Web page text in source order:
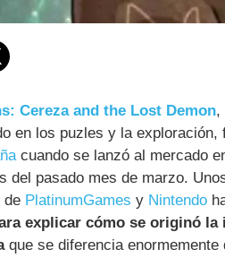
Cereza and the Lost Demon,
en los puzles y la exploración,
cuando se lanzó al mercado
del pasado mes de marzo.
de PlatinumGames y Nintendo
explicar cómo se originó la
que se diferencia enormemente